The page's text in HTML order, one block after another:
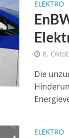
ELEKTRO
8.
Die
ELEKTRO